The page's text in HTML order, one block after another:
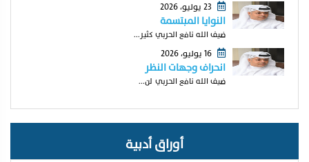
النوايا المبتسمة
ضيف الله نافع الحربي كثير...
16 يوليو، 2026
انحراف وجهات النظر
ضيف الله نافع الحربي لن...
أوراق أدبية